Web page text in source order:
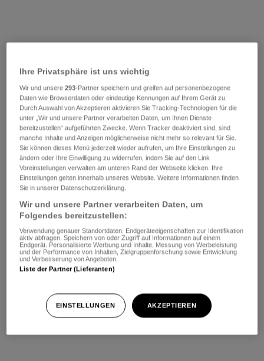
Ihre Privatsphäre ist uns wichtig
Wir und unsere293-Partner speichern und greifen auf personenbezogene
Daten wie Browserdaten oder eindeutige Kennungen auf Ihrem Gerät zu.
Durch Auswahl von Akzeptieren aktivieren Sie Tracking-Technologien für die
unter „Wir und unsere Partner verarbeiten Daten, um Ihnen Dienste
bereitzustellen“ aufgeführten Zwecke. Wenn Tracker deaktiviert sind, sind
manche Inhalte und Anzeigen möglicherweise nicht mehr so relevant für Sie.
Sie können dieses Menü jederzeit wieder aufrufen, um Ihre Einstellungen zu
ändern oder Ihre Einwilligung zu widerrufen, indem Sie auf den Link
Voreinstellungen verwalten am unteren Rand der Webseite klicken. Ihre
Einstellungen gelten innerhalb unseres Website. Weitere Informationen finden
Sie in unserer Datenschutzerklärung.
Wir und unsere Partner verarbeiten Daten, um
Folgendes bereitzustellen:
Verwendung genauer Standortdaten. Endgeräteeigenschaften zur Identifikation
aktiv abfragen. Speichern von oder Zugriff auf Informationen auf einem
Endgerät. Personalisierte Werbung und Inhalte, Messung von Werbeleistung
und der Performance von Inhalten, Zielgruppenforschung sowie Entwicklung
und Verbesserung von Angeboten.
Liste der Partner (Lieferanten)
EINSTELLUNGEN AKZEPTIEREN